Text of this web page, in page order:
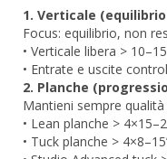
1. Verticale
Focus: equilibrio, non
• Verticale libera >
• Entrate e uscite
2. Planche
Mantieni sempre
• Lean planche >
• Tuck planche >